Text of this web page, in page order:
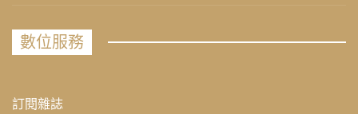
數位服務
訂閱雜誌